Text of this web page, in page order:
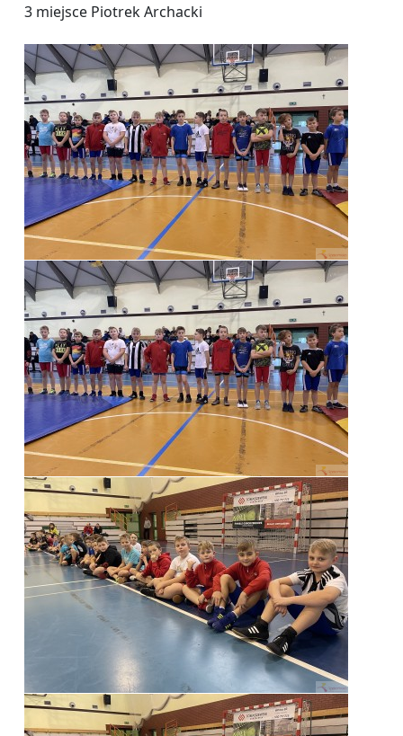
3 miejsce Piotrek Archacki